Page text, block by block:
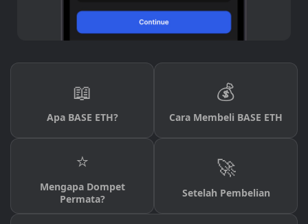
📖
Apa BASE ETH?
💰
Cara Membeli BASE ETH
⭐
Mengapa Dompet
Permata?
🚀
Setelah Pembelian